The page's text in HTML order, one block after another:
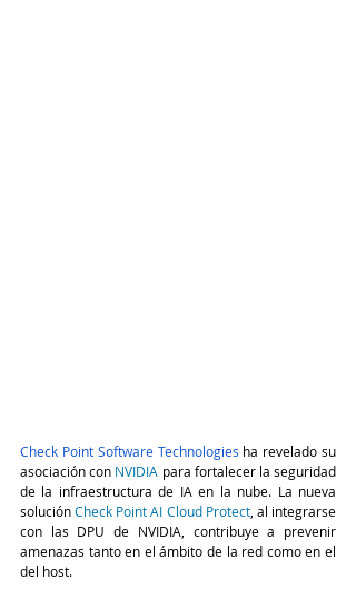
Check Point Software Technologies ha revelado su
asociación con NVIDIA para fortalecer la seguridad
de la infraestructura de IA en la nube. La nueva
solución Check Point AI Cloud Protect, al integrarse
con las DPU de NVIDIA, contribuye a prevenir
amenazas tanto en el ámbito de la red como en el
del host.